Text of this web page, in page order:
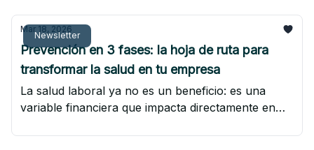
desde la prevención.
Newsletter
Mar 18, 2026
Prevención en 3 fases: la hoja de ruta para
transformar la salud en tu empresa
La salud laboral ya no es un beneficio: es una
variable financiera que impacta directamente en